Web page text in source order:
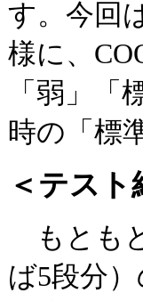
す。今回
様に、
「弱」
時の「標
＜テスト
もとも
ば5段分